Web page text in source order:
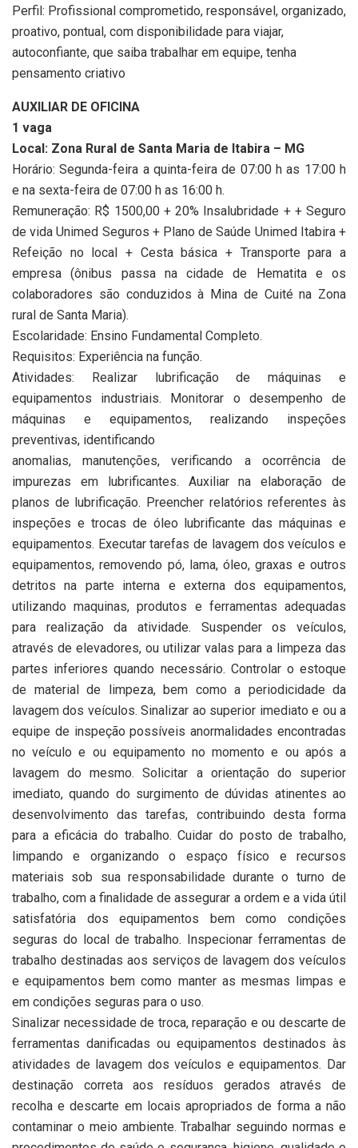
Perfil: Profissional comprometido, responsável, organizado,
proativo, pontual, com disponibilidade para viajar,
autoconfiante, que saiba trabalhar em equipe, tenha
pensamento criativo
AUXILIAR DE OFICINA
1 vaga
Local: Zona Rural de Santa Maria de Itabira – MG
Horário: Segunda-feira a quinta-feira de 07:00 h as 17:00 h
e na sexta-feira de 07:00 h as 16:00 h.
Remuneração: R$ 1500,00 + 20% Insalubridade + + Seguro
de vida Unimed Seguros + Plano de Saúde Unimed Itabira +
Refeição no local + Cesta básica + Transporte para a
empresa (ônibus passa na cidade de Hematita e os
colaboradores são conduzidos à Mina de Cuité na Zona
rural de Santa Maria).
Escolaridade: Ensino Fundamental Completo.
Requisitos: Experiência na função.
Atividades: Realizar lubrificação de máquinas e
equipamentos industriais. Monitorar o desempenho de
máquinas e equipamentos, realizando inspeções
preventivas, identificando
anomalias, manutenções, verificando a ocorrência de
impurezas em lubrificantes. Auxiliar na elaboração de
planos de lubrificação. Preencher relatórios referentes às
inspeções e trocas de óleo lubrificante das máquinas e
equipamentos. Executar tarefas de lavagem dos veículos e
equipamentos, removendo pó, lama, óleo, graxas e outros
detritos na parte interna e externa dos equipamentos,
utilizando maquinas, produtos e ferramentas adequadas
para realização da atividade. Suspender os veículos,
através de elevadores, ou utilizar valas para a limpeza das
partes inferiores quando necessário. Controlar o estoque
de material de limpeza, bem como a periodicidade da
lavagem dos veículos. Sinalizar ao superior imediato e ou a
equipe de inspeção possíveis anormalidades encontradas
no veículo e ou equipamento no momento e ou após a
lavagem do mesmo. Solicitar a orientação do superior
imediato, quando do surgimento de dúvidas atinentes ao
desenvolvimento das tarefas, contribuindo desta forma
para a eficácia do trabalho. Cuidar do posto de trabalho,
limpando e organizando o espaço físico e recursos
materiais sob sua responsabilidade durante o turno de
trabalho, com a finalidade de assegurar a ordem e a vida útil
satisfatória dos equipamentos bem como condições
seguras do local de trabalho. Inspecionar ferramentas de
trabalho destinadas aos serviços de lavagem dos veículos
e equipamentos bem como manter as mesmas limpas e
em condições seguras para o uso.
Sinalizar necessidade de troca, reparação e ou descarte de
ferramentas danificadas ou equipamentos destinados às
atividades de lavagem dos veículos e equipamentos. Dar
destinação correta aos resíduos gerados através de
recolha e descarte em locais apropriados de forma a não
contaminar o meio ambiente. Trabalhar seguindo normas e